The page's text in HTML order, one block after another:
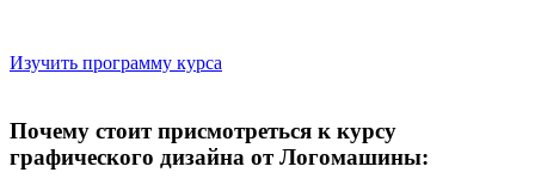
Изучить программу курса
Почему стоит присмотреться к курсу
графического дизайна от Логомашины: